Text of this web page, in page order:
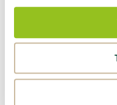
BondeKompaniet har det
gode råd innenfor hus og
Nyhetsbrev!Meld deg på